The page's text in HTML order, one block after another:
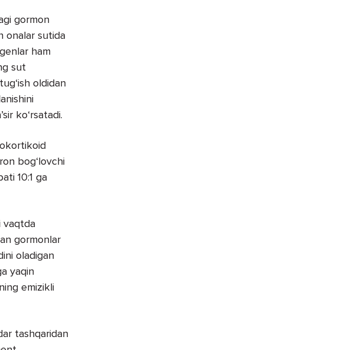
gormon
onalar sutida
ham
sut
oldidan
ko‘rsatadi.
bog‘lovchi
10:1 ga
vaqtda
gormonlar
oladigan
yaqin
emizikli
tashqaridan